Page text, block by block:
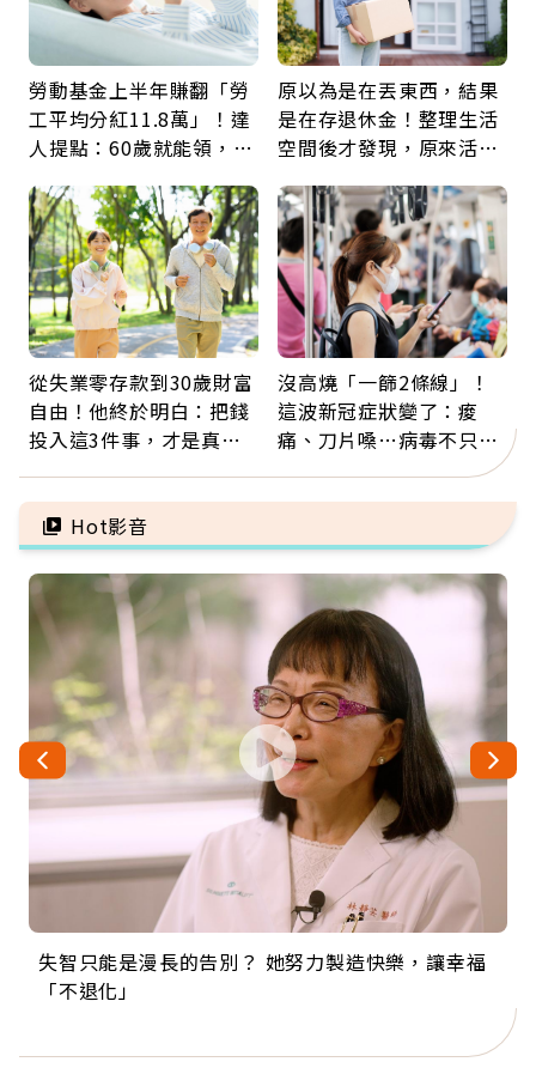
勞動基金上半年賺翻「勞
工平均分紅11.8萬」！達
人提點：60歲就能領，重
原以為是在丟東西，結果
是在存退休金！整理生活
空間後才發現，原來活得
從失業零存款到30歲財富
自由！他終於明白：把錢
投入這3件事，才是真正
沒高燒「一篩2條線」！
這波新冠症狀變了：痠
痛、刀片嗓…病毒不只攻
肺，三高族恐引發全身血
管發炎
Hot影音
失智只能是漫長的告別？ 她努力製造快樂，讓幸福
「不退化」
來自剛果的巧克力神父 為台灣奉獻36年 「台灣是我
的家，我連作夢都講台語！」
63歲卸矽谷副總、搬回台灣找快樂！「蛋黃哥小
丑」走進安養院，逗樂上萬爺奶：退休後才開始真
104歲打破金氏世界紀錄 成為全球最年長羽球選
手，分享長壽的秘密原來是「這個」
事業巔峰他選擇追夢…黑手阿伯拉小提琴還登上小
巨蛋！連CNN都大讚！